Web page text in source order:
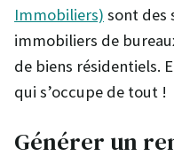
Immobiliers) sont des
immobiliers de
de biens résidentiels.
qui s’occupe de tout !
Générer un